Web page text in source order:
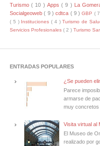
Turismo( 10 ) Apps( 9 ) La
Socialgeoweb( 9 )cdtca ( 9 )GBP (
( 5 ) Instituciones( 4 )Turismo de
Servicios Profesionales ( 2 ) Turismo
ENTRADAS POPULARES
¿Se pueden
Parece
armarse de
muy concretos
Visita virtual al
El Museo de
realizado por